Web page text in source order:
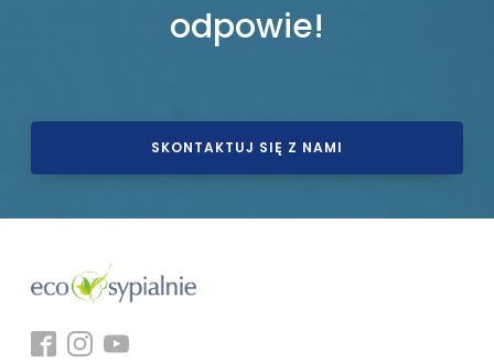
odpowie!
SKONTAKTUJ SIĘ Z NAMI